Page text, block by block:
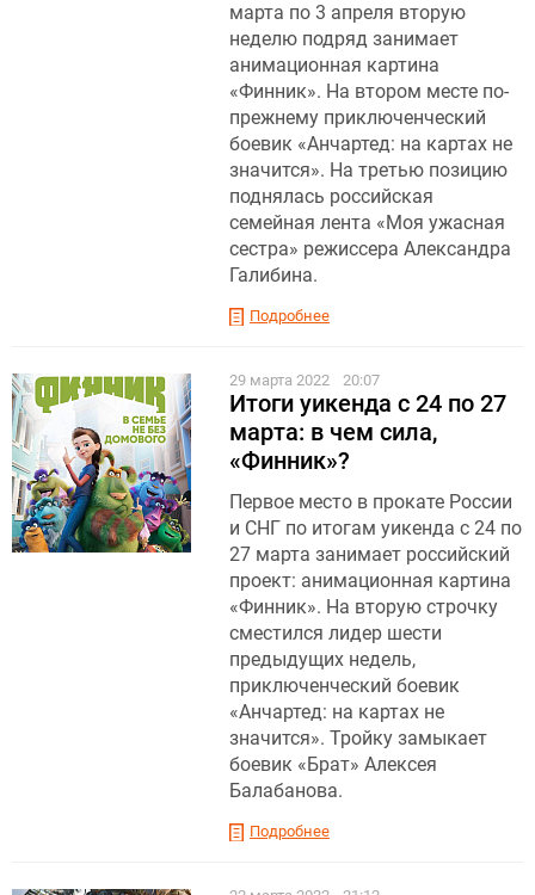
марта по 3 апреля вторую
неделю подряд занимает
анимационная картина
«Финник». На втором месте по-
прежнему приключенческий
боевик «Анчартед: на картах не
значится». На третью позицию
поднялась российская
семейная лента «Моя ужасная
сестра» режиссера Александра
Галибина.
Подробнее
29 марта 2022 20:07
Итоги уикенда с 24 по 27
марта: в чем сила,
«Финник»?
Первое место в прокате России
и СНГ по итогам уикенда с 24 по
27 марта занимает российский
проект: анимационная картина
«Финник». На вторую строчку
сместился лидер шести
предыдущих недель,
приключенческий боевик
«Анчартед: на картах не
значится». Тройку замыкает
боевик «Брат» Алексея
Балабанова.
Подробнее